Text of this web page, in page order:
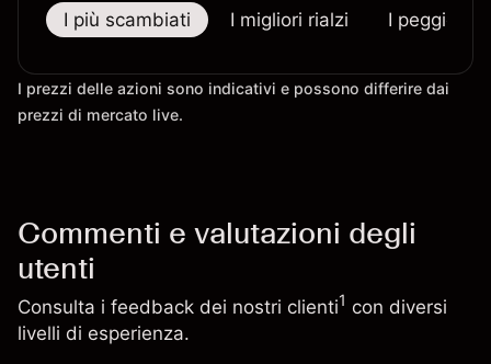
I più scambiati I migliori rialzi I peggiori
I prezzi delle azioni sono indicativi e possono differire dai
prezzi di mercato live.
Commenti e valutazioni degli
utenti
Consulta i feedback dei nostri clienti1 con diversi
livelli di esperienza.